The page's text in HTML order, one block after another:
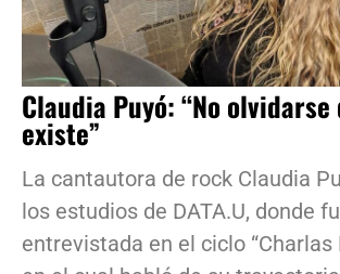
Claudia Puyó: “No
existe”
La cantautora de rock Claudia
los estudios de DATA.U, donde
entrevistada en el ciclo “Charlas